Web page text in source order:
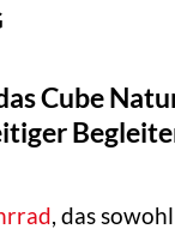
Cube
, das